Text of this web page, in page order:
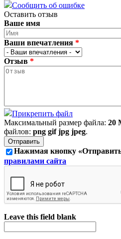
Сообщить об ошибке
Оставить отзыв
Ваше имя
Ваши впечатления *
Отзыв *
Прикрепить файл
Максимальный размер файла: 20
файлов: png gif jpg jpeg.
Нажимая кнопку
правилами сайта
Leave this field blank